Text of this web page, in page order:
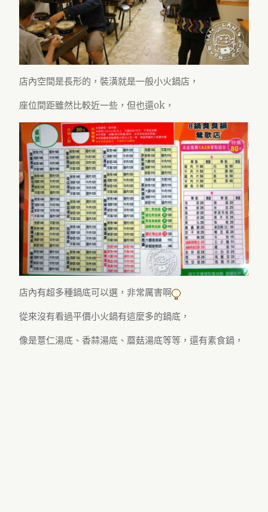
店內空間是長形的，裝潢就是一般小火鍋店，
座位間距雖然比較近一些，但也還ok，
店內有超多種鍋底可以選，非常厲害啊
從來沒有看過平價小火鍋有這麼多的鍋底，
像是薏仁湯底、香蒜湯底、蘑菇湯底等等，還有素食鍋，